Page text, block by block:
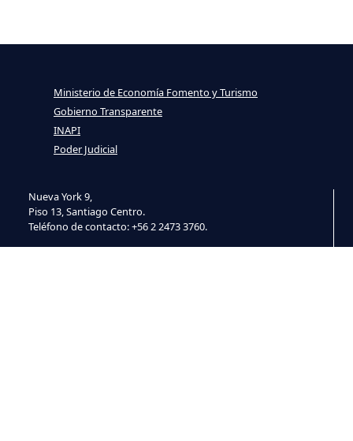
Nueva York 9,
Piso 13, Santiago Centro.
Teléfono de contacto: +56 2 2473 3760.
Ministerio de Economía Fomento y Turismo
Gobierno Transparente
INAPI
Poder Judicial